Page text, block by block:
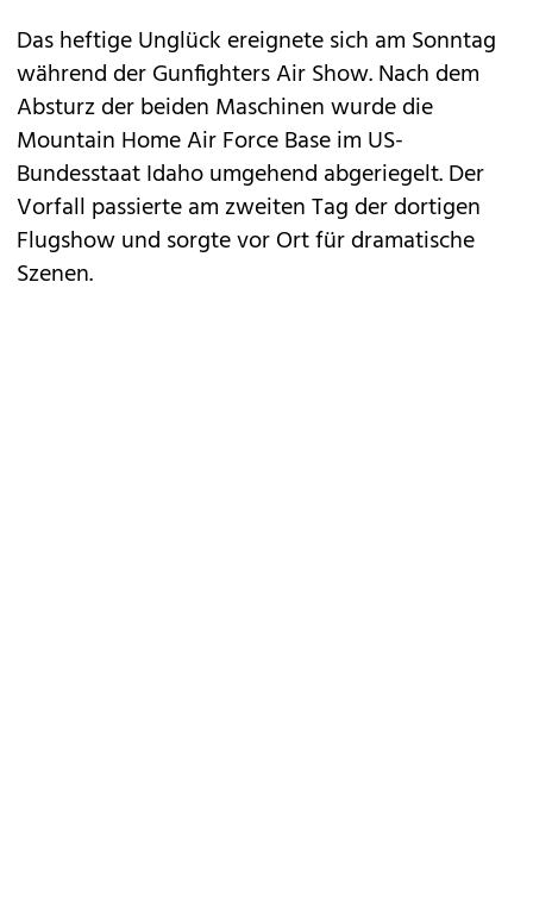
Das heftige Unglück ereignete sich am Sonntag
während der Gunfighters Air Show. Nach dem
Absturz der beiden Maschinen wurde die
Mountain Home Air Force Base im US-
Bundesstaat Idaho umgehend abgeriegelt. Der
Vorfall passierte am zweiten Tag der dortigen
Flugshow und sorgte vor Ort für dramatische
Szenen.